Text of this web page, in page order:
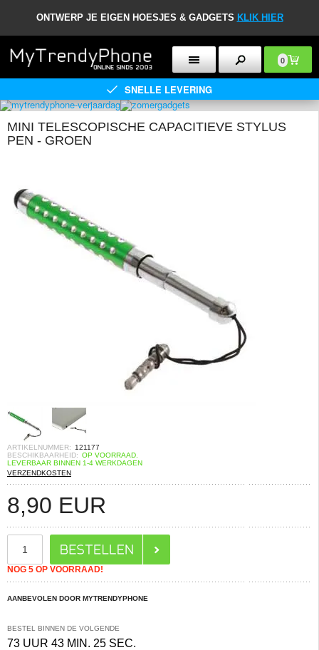
ONTWERP JE EIGEN HOESJES & GADGETS KLIK HIER
0
SNELLE LEVERING
MINI TELESCOPISCHE CAPACITIEVE STYLUS
PEN - GROEN
ARTIKELNUMMER:
121177
BESCHIKBAARHEID: OP VOORRAAD.
LEVERBAAR BINNEN 1-4 WERKDAGEN
VERZENDKOSTEN
8,90 EUR
NOG 5 OP VOORRAAD!
AANBEVOLEN DOOR MYTRENDYPHONE
BESTEL BINNEN DE VOLGENDE
73 UUR 43 MIN. 25 SEC.